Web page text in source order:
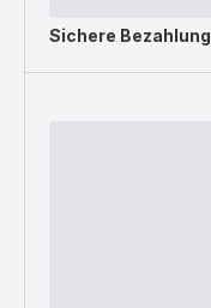
Sichere Bezahlung